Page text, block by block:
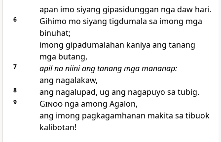
apan imo siyang gipasidunggan nga daw hari.
6
Gihimo mo siyang tigdumala sa imong mga
binuhat;
imong gipadumalahan kaniya ang tanang
mga butang,
7
apil na niini ang tanang mga mananap:
ang nagalakaw,
8 ang nagalupad, ug ang nagapuyo sa tubig.
9 Ginoonga among Agalon,
ang imong pagkagamhanan makita sa tibuok
kalibotan!